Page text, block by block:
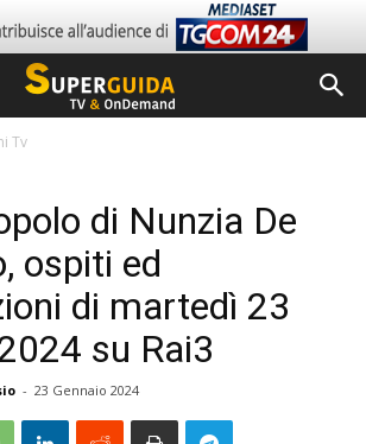
Tv
di Nunzia De
ospiti ed
di martedì 23
su Rai3
- 23 Gennaio 2024